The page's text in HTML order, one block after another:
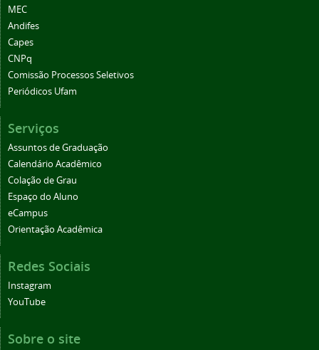
MEC
Andifes
Capes
CNPq
Comissão Processos Seletivos
Periódicos Ufam
Serviços
Assuntos de Graduação
Calendário Acadêmico
Colação de Grau
Espaço do Aluno
eCampus
Orientação Acadêmica
Redes Sociais
Instagram
YouTube
Sobre o site